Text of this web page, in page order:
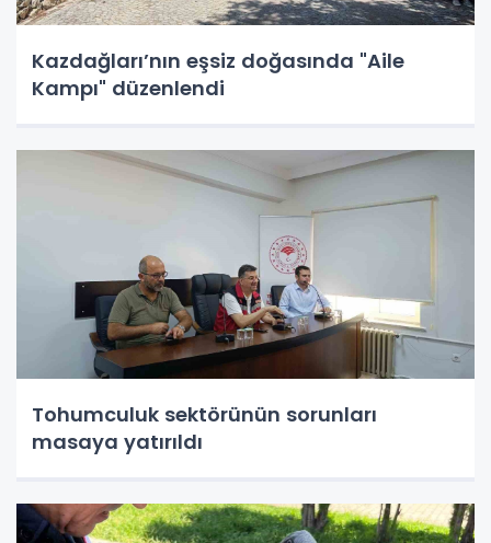
Kazdağları’nın eşsiz doğasında "Aile
Kampı" düzenlendi
Tohumculuk sektörünün sorunları
masaya yatırıldı